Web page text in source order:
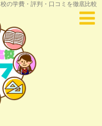
の学費・評判・口コミを徹底比較